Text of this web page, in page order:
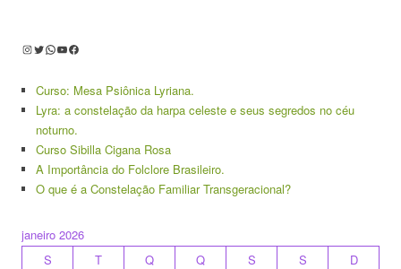
Instagram
Twitter
WhatsApp
Youtube
Facebook
Curso: Mesa Psiônica Lyriana.
Lyra: a constelação da harpa celeste e seus segredos no céu
noturno.
Curso Sibilla Cigana Rosa
A Importância do Folclore Brasileiro.
O que é a Constelação Familiar Transgeracional?
janeiro 2026
S
T Q Q S S
D